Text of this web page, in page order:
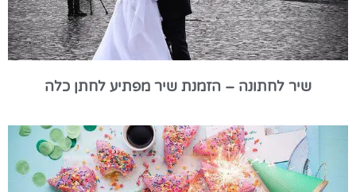
שיר לחתונה – הזמנת שיר מפתיע לחתן כלה